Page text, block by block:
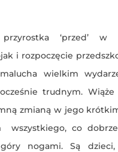
‘przed’ w
i rozpoczęcie
wielkim
trudnym.
zmianą w jego
wszystkiego, co
nogami. Są